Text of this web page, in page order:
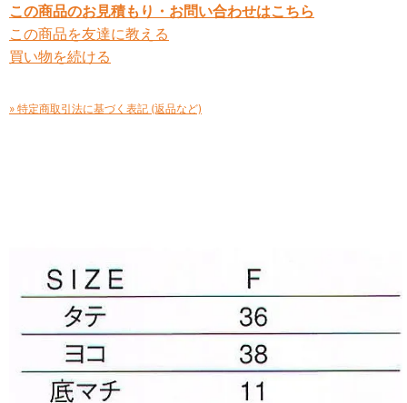
この商品のお見積もり・お問い合わせはこちら
この商品を友達に教える
買い物を続ける
» 特定商取引法に基づく表記 (返品など)